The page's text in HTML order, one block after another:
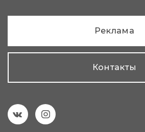
Реклама
Контакты